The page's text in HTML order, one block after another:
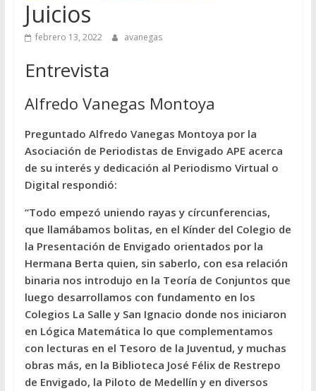
Juicios
febrero 13, 2022 avanegas
Entrevista
Alfredo Vanegas Montoya
Preguntado Alfredo Vanegas Montoya por la
Asociación de Periodistas de Envigado APE acerca
de su interés y dedicación al Periodismo Virtual o
Digital respondió:
“Todo empezó uniendo rayas y círcunferencias,
que llamábamos bolitas, en el Kínder del Colegio de
la Presentación de Envigado orientados por la
Hermana Berta quien, sin saberlo, con esa relación
binaria nos introdujo en la Teoría de Conjuntos que
luego desarrollamos con fundamento en los
Colegios La Salle y San Ignacio donde nos iniciaron
en Lógica Matemática lo que complementamos
con lecturas en el Tesoro de la Juventud, y muchas
obras más, en la Biblioteca José Félix de Restrepo
de Envigado, la Piloto de Medellín y en diversos